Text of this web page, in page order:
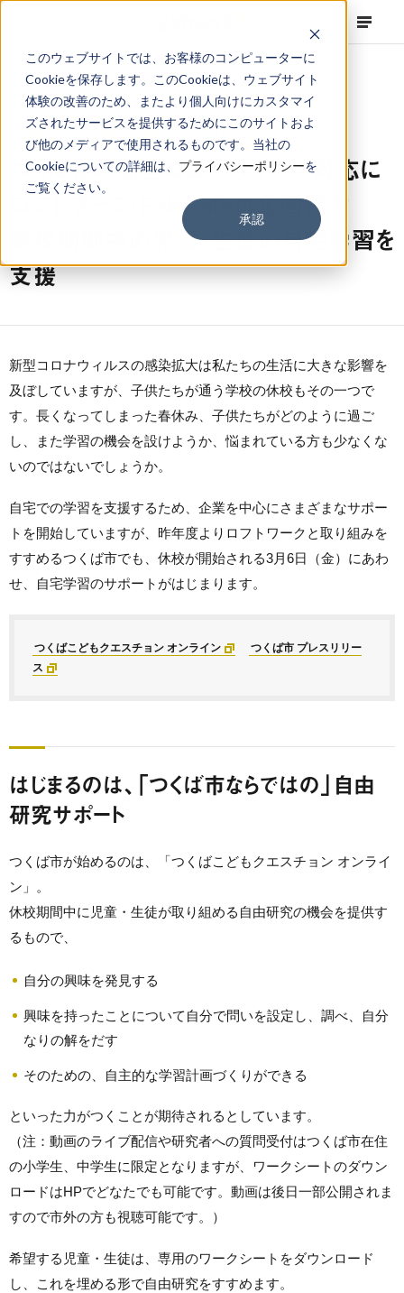
このウェブサイトでは、お客様のコンピューターに
Cookieを保存します。このCookieは、ウェブサイト
体験の改善のため、またより個人向けにカスタマイ
ズされたサービスを提供するためにこのサイトおよ
び他のメディアで使用されるものです。当社の
Cookieについての詳細は、 プライバシーポリシーを
ご覧ください。
承認
NEWS Corporate Topics 2020.03.05
つくば市の新型コロナウィルス対応に
ロフトワーク・FabCafeが企画協力
休校期間中の児童・生徒の自宅学習を
支援
新型コロナウィルスの感染拡大は私たちの生活に大きな影響を
及ぼしていますが、子供たちが通う学校の休校もその一つで
す。長くなってしまった春休み、子供たちがどのように過ご
し、また学習の機会を設けようか、悩まれている方も少なくな
いのではないでしょうか。
自宅での学習を支援するため、企業を中心にさまざまなサポー
トを開始していますが、昨年度よりロフトワークと取り組みを
すすめるつくば市でも、休校が開始される3月6日（金）にあわ
せ、自宅学習のサポートがはじまります。
つくばこどもクエスチョン オンライン
つくば市 プレスリリー
ス
はじまるのは、「つくば市ならではの」自由
研究サポート
つくば市が始めるのは、「つくばこどもクエスチョン オンライ
ン」。
休校期間中に児童・生徒が取り組める自由研究の機会を提供す
るもので、
自分の興味を発見する
興味を持ったことについて自分で問いを設定し、調べ、自分
なりの解をだす
そのための、自主的な学習計画づくりができる
といった力がつくことが期待されるとしています。
（注：動画のライブ配信や研究者への質問受付はつくば市在住
の小学生、中学生に限定となりますが、ワークシートのダウン
ロードはHPでどなたでも可能です。動画は後日一部公開されま
すので市外の方も視聴可能です。）
希望する児童・生徒は、専用のワークシートをダウンロード
し、これを埋める形で自由研究をすすめます。